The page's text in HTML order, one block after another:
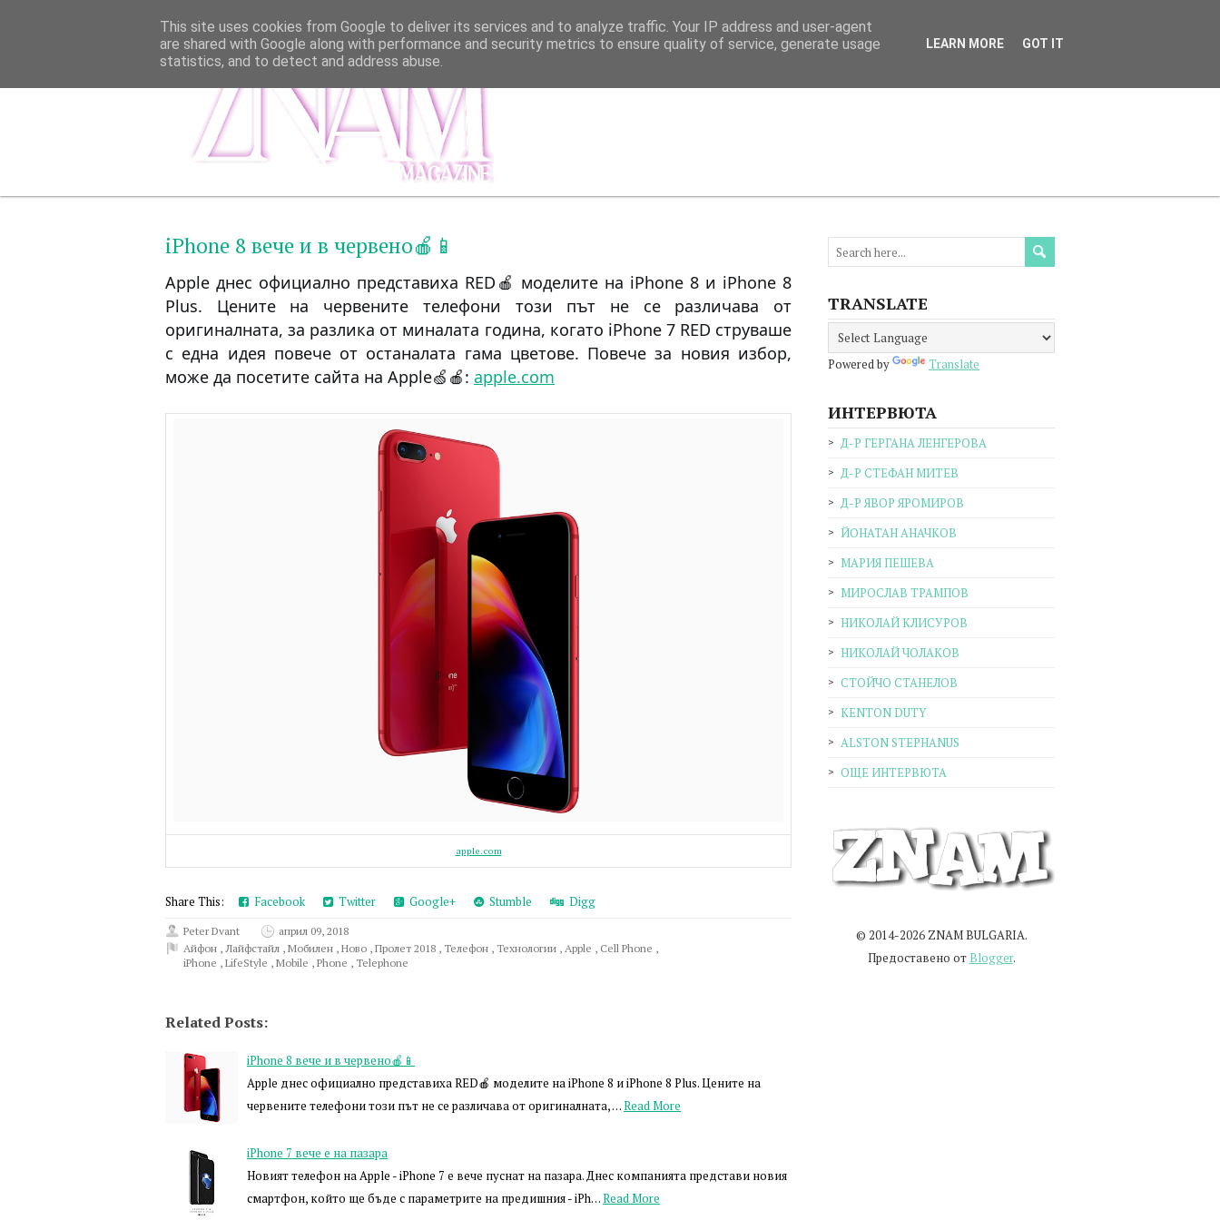
iPhone 8 вече и в червено🍎📱
Apple днес официално представиха RED🍎 моделите на iPhone 8 и iPhone 8
Plus. Цените на червените телефони този път не се различава от
оригиналната, за разлика от миналата година, когато iPhone 7 RED струваше
с една идея повече от останалата гама цветове. Повече за новия избор,
може да посетите сайта на Apple🍏🍎: apple.com
apple.com
Share This: Facebook Twitter Google+ Stumble Digg
Peter Dvant
април 09, 2018
Айфон , Лайфстайл , Мобилен , Ново , Пролет 2018 , Телефон , Технологии , Apple , Cell Phone ,
iPhone , LifeStyle , Mobile , Phone , Telephone
Related Posts:
iPhone 8 вече и в червено🍎📱
Apple днес официално представиха RED🍎 моделите на iPhone 8 и iPhone 8 Plus. Цените на
червените телефони този път не се различава от оригиналната, …Read More
iPhone 7 вече е на пазара
Новият телефон на Apple - iPhone 7 е вече пуснат на пазара. Днес компанията представи новия
смартфон, който ще бъде с параметрите на предишния - iPh…Read More
TRANSLATE
Powered by Translate
ИНТЕРВЮТА
Д-Р ГЕРГАНА ЛЕНГЕРОВА
Д-Р СТЕФАН МИТЕВ
Д-Р ЯВОР ЯРОМИРОВ
ЙОНАТАН АНАЧКОВ
МАРИЯ ПЕШЕВА
МИРОСЛАВ ТРАМПОВ
НИКОЛАЙ КЛИСУРОВ
НИКОЛАЙ ЧОЛАКОВ
СТОЙЧО СТАНЕЛОВ
KENTON DUTY
ALSTON STEPHANUS
ОЩЕ ИНТЕРВЮТА
© 2014-2026 ZNAM BULGARIA.
Предоставено от Blogger.
This site uses cookies from Google to deliver its services and to analyze traffic. Your IP address and user-agent
are shared with Google along with performance and security metrics to ensure quality of service, generate usage
statistics, and to detect and address abuse.
LEARN MORE GOT IT